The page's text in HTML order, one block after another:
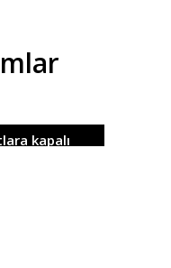
kapalı